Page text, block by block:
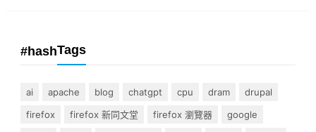
#hashTags
ai apache blog chatgpt cpu dram
drupal
firefox
firefox 新同文堂 firefox 瀏覽器
google